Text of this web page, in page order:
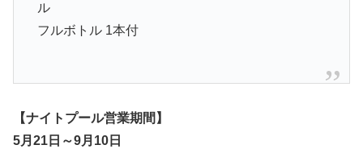
ル
フルボトル 1本付
【ナイトプール営業期間】
5月21日～9月10日